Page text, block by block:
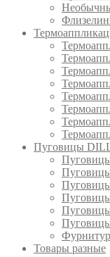
Пуговицы
Товары разные